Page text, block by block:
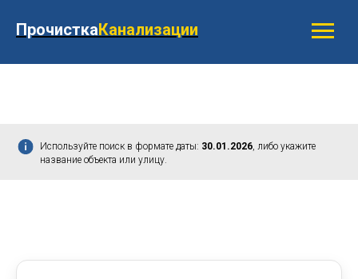
ПрочисткаКанализации
Используйте поиск в формате даты: 30.01.2026, либо укажите
название объекта или улицу.